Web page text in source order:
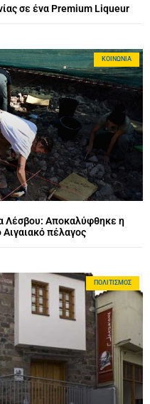
σε ένα Premium Liqueur
ΚΟΙΝΩΝΊΑ
Λέσβου: Αποκαλύφθηκε η
πέλαγος
ΠΟΛΙΤΙΣΜΌΣ